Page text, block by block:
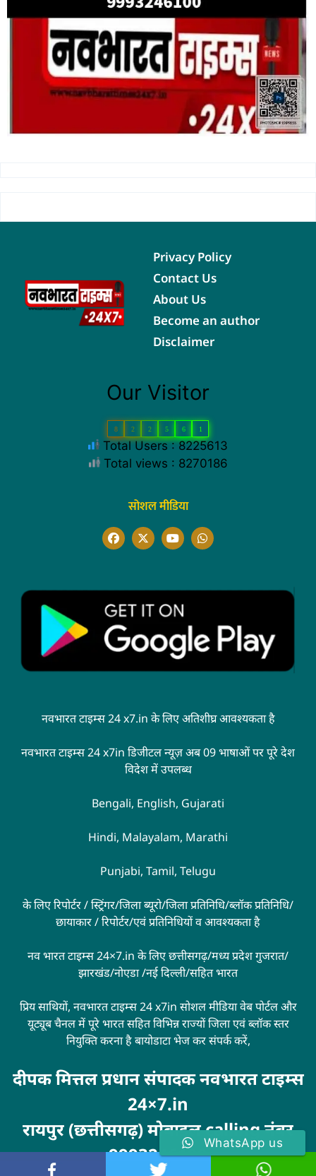
Privacy Policy
Contact Us
About Us
Become an author
Disclaimer
Our Visitor
8 2 2 5 6 1
Total Users : 8225613
Total views : 8270186
सोशल मीडिया
नवभारत टाइम्स 24 x7.in के लिए अतिशीघ्र आवश्यकता है
नवभारत टाइम्स 24 x7in डिजीटल न्यूज़ अब 09 भाषाओं पर पूरे देश
विदेश में उपलब्ध
Bengali, English, Gujarati
Hindi, Malayalam, Marathi
Punjabi, Tamil, Telugu
के लिए रिपोर्टर / स्ट्रिंगर/जिला ब्यूरो/जिला प्रतिनिधि/ब्लॉक प्रतिनिधि/
छायाकार / रिपोर्टर/एवं प्रतिनिधियों व आवश्यकता है
नव भारत टाइम्स 24×7.in के लिए छत्तीसगढ़/मध्य प्रदेश गुजरात/
झारखंड/नोएडा /नई दिल्ली/सहित भारत
प्रिय साथियों, नवभारत टाइम्स 24 x7in सोशल मीडिया वेब पोर्टल और
यूट्यूब चैनल में पूरे भारत सहित विभिन्न राज्यों जिला एवं ब्लॉक स्तर
नियुक्ति करना है बायोडाटा भेज कर संपर्क करें,
दीपक मित्तल प्रधान संपादक नवभारत टाइम्स
24×7.in
रायपुर (छत्तीसगढ़) मोबाइल calling नंबर
9993246100
WhatsApp us